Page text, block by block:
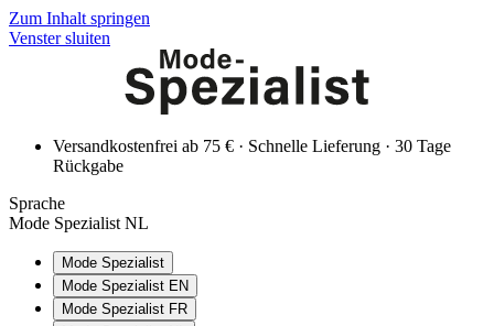
Zum Inhalt springen
Venster sluiten
Versandkostenfrei ab 75 € · Schnelle Lieferung · 30 Tage
Rückgabe
Sprache
Mode Spezialist NL
Mode Spezialist
Mode Spezialist EN
Mode Spezialist FR